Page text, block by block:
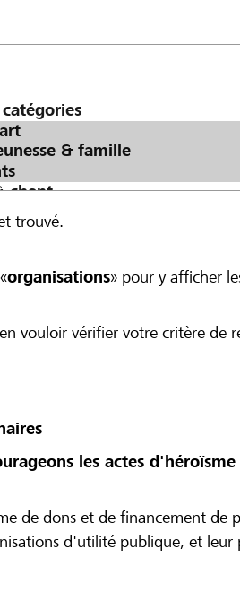
trouvé.
organisations» pour y afficher
vouloir vérifier votre critère de
les actes d'héroïsme
de dons et de financement de
d'utilité publique, et